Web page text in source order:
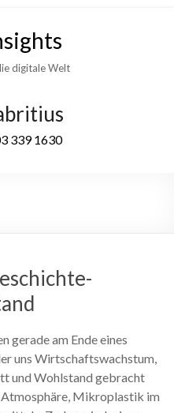
digitale Welt
339 1630
gerade am Ende eines
uns Wirtschaftswachstum,
und Wohlstand gebracht
Atmosphäre, Mikroplastik im